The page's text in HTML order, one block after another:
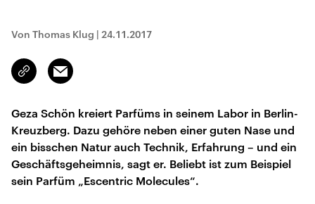
Von Thomas Klug | 24.11.2017
Link
kopieren/teilen
Email
Geza Schön kreiert Parfüms in seinem Labor in Berlin-
Kreuzberg. Dazu gehöre neben einer guten Nase und
ein bisschen Natur auch Technik, Erfahrung – und ein
Geschäftsgeheimnis, sagt er. Beliebt ist zum Beispiel
sein Parfüm „Escentric Molecules“.